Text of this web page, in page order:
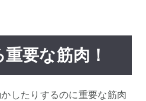
要な筋肉！
したりするのに重要な筋肉